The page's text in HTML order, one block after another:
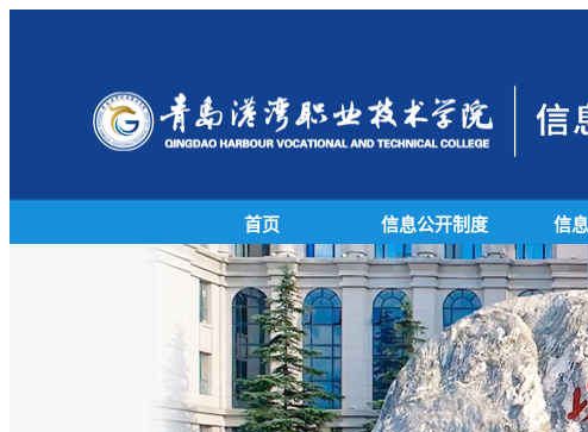
首页 信息公开制度 信